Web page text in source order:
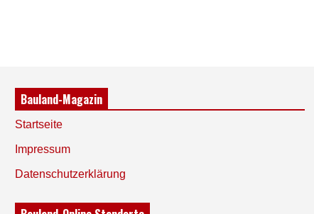
Bauland-Magazin
Startseite
Impressum
Datenschutzerklärung